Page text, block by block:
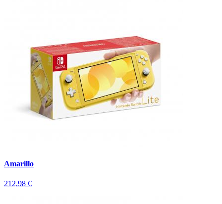
Amarillo
212,98 €